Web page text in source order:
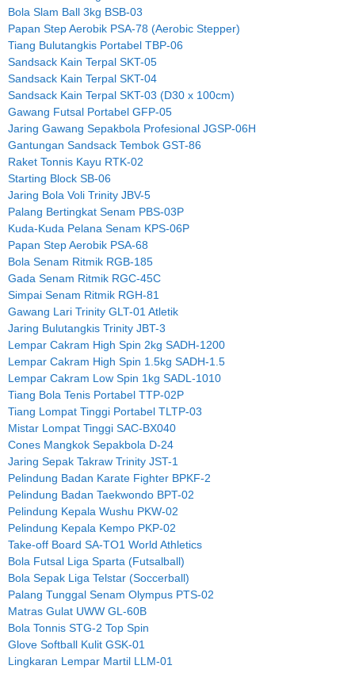
Bola Slam Ball 3kg BSB-03
Papan Step Aerobik PSA-78 (Aerobic Stepper)
Tiang Bulutangkis Portabel TBP-06
Sandsack Kain Terpal SKT-05
Sandsack Kain Terpal SKT-04
Sandsack Kain Terpal SKT-03 (D30 x 100cm)
Gawang Futsal Portabel GFP-05
Jaring Gawang Sepakbola Profesional JGSP-06H
Gantungan Sandsack Tembok GST-86
Raket Tonnis Kayu RTK-02
Starting Block SB-06
Jaring Bola Voli Trinity JBV-5
Palang Bertingkat Senam PBS-03P
Kuda-Kuda Pelana Senam KPS-06P
Papan Step Aerobik PSA-68
Bola Senam Ritmik RGB-185
Gada Senam Ritmik RGC-45C
Simpai Senam Ritmik RGH-81
Gawang Lari Trinity GLT-01 Atletik
Jaring Bulutangkis Trinity JBT-3
Lempar Cakram High Spin 2kg SADH-1200
Lempar Cakram High Spin 1.5kg SADH-1.5
Lempar Cakram Low Spin 1kg SADL-1010
Tiang Bola Tenis Portabel TTP-02P
Tiang Lompat Tinggi Portabel TLTP-03
Mistar Lompat Tinggi SAC-BX040
Cones Mangkok Sepakbola D-24
Jaring Sepak Takraw Trinity JST-1
Pelindung Badan Karate Fighter BPKF-2
Pelindung Badan Taekwondo BPT-02
Pelindung Kepala Wushu PKW-02
Pelindung Kepala Kempo PKP-02
Take-off Board SA-TO1 World Athletics
Bola Futsal Liga Sparta (Futsalball)
Bola Sepak Liga Telstar (Soccerball)
Palang Tunggal Senam Olympus PTS-02
Matras Gulat UWW GL-60B
Bola Tonnis STG-2 Top Spin
Glove Softball Kulit GSK-01
Lingkaran Lempar Martil LLM-01